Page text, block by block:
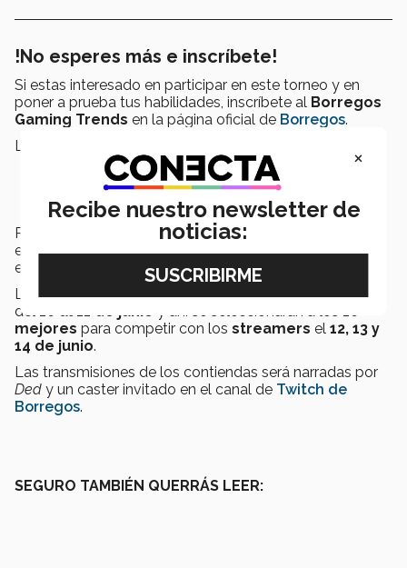
!No esperes más e inscríbete!
Si estas interesado en participar en este torneo y en
poner a prueba tus habilidades, inscríbete al Borregos
Gaming Trends en la página oficial de Borregos.
La convocatoria tendrá 2 fases:
Fase estudiantil: 27 de mayo al 07 de junio.
Fase abierta a streamers: 10 al 11 de junio. Público
en general.
Para
es necesario llenar un formulario que
encontrarásaquí. Recuerda que la convocatoria a
estudiantes Tec
cierra el 07 de junio
La
competencia entre estudiantes Tecse realizará
del 10 al 11 de junio y ahí se seleccionarán a los 10
mejores para competir con los streamers el 12, 13 y
14 de junio.
Las transmisiones de los contiendas será narradas por
Ded y un caster invitado en el canal de Twitch de
Borregos.
SEGURO TAMBIÉN QUERRÁS LEER:
×
Recibe nuestro newsletter de
noticias: